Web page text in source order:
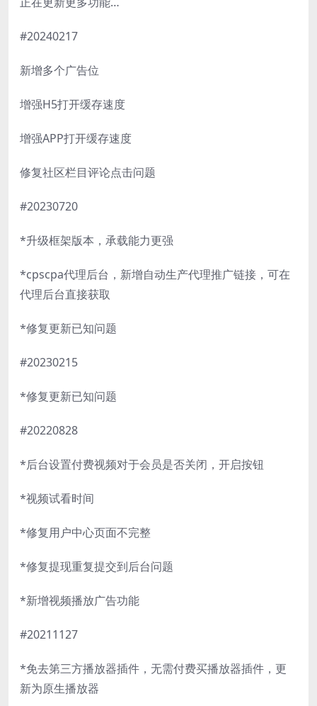
#20240217
新增多个广告位
增强H5打开缓存速度
增强APP打开缓存速度
修复社区栏目评论点击问题
#20230720
*升级框架版本，承载能力更强
*cpscpa代理后台，新增自动生产代理推广链接，可在
代理后台直接获取
*修复更新已知问题
#20230215
*修复更新已知问题
#20220828
*后台设置付费视频对于会员是否关闭，开启按钮
*视频试看时间
*修复用户中心页面不完整
*修复提现重复提交到后台问题
*新增视频播放广告功能
#20211127
*免去第三方播放器插件，无需付费买播放器插件，更
新为原生播放器